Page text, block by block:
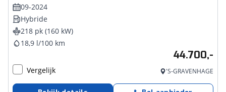
09-2024
Hybride
218 pk (160 kW)
18,9 l/100 km
44.700,-
Vergelijk 'S-GRAVENHAGE